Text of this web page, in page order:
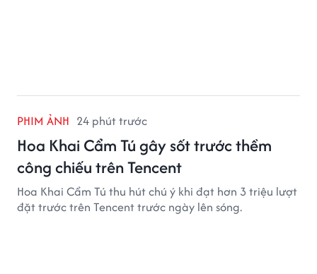
PHIM ẢNH 24 phút trước
Hoa Khai Cẩm Tú gây sốt trước thềm
công chiếu trên Tencent
Hoa Khai Cẩm Tú thu hút chú ý khi đạt hơn 3 triệu lượt
đặt trước trên Tencent trước ngày lên sóng.